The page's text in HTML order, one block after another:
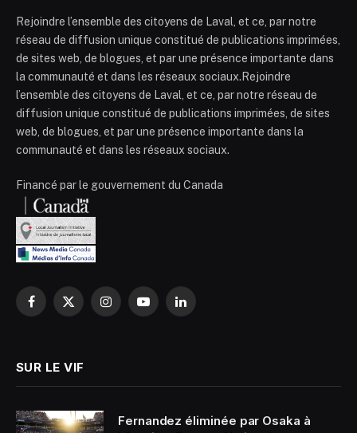
Rejoindre l’ensemble des citoyens de Laval, et ce, par notre
réseau de diffusion unique constitué de publications imprimées,
de sites web, de blogues, et par une présence importante dans
la communauté et dans les réseaux sociaux.Rejoindre
l’ensemble des citoyens de Laval, et ce, par notre réseau de
diffusion unique constitué de publications imprimées, de sites
web, de blogues, et par une présence importante dans la
communauté et dans les réseaux sociaux.
Financé par le gouvernement du Canada
Facebook
X
InstagramYouTubeLinkedIn
SUR LE VIF
Fernandez éliminée par Osaka à